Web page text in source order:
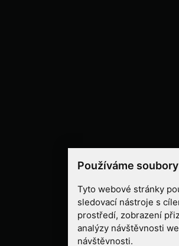
Používáme
Tyto webové stránky
sledovací nástroje s
prostředí, zobrazení
analýzy návštěvnosti
návštěvnosti.